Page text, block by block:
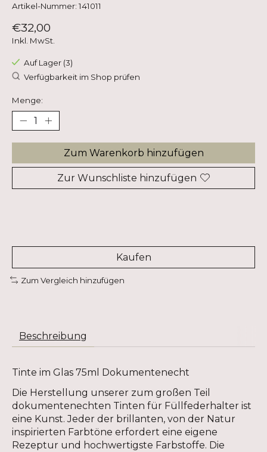
Artikel-Nummer: 141011
€32,00
Inkl. MwSt.
Auf Lager (3)
Verfügbarkeit im Shop prüfen
Menge:
Zum Warenkorb hinzufügen
Zur Wunschliste hinzufügen
Kaufen
Zum Vergleich hinzufügen
Beschreibung
Tinte im Glas 75ml Dokumentenecht
Die Herstellung unserer zum großen Teil
dokumentenechten Tinten für Füllfederhalter ist
eine Kunst. Jeder der brillanten, von der Natur
inspirierten Farbtöne erfordert eine eigene
Rezeptur und hochwertigste Farbstoffe. Die